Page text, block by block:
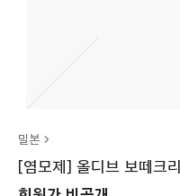
밀본
[염모제] 올디브 보떼크